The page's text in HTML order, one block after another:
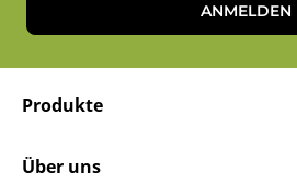
ANMELDEN
Produkte
Über uns